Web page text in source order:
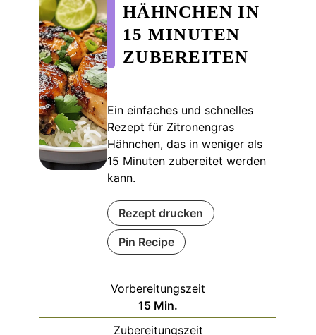
HÄHNCHEN IN
15 MINUTEN
ZUBEREITEN
Ein einfaches und schnelles
Rezept für Zitronengras
Hähnchen, das in weniger als
15 Minuten zubereitet werden
kann.
Rezept drucken
Pin Recipe
Vorbereitungszeit
15Minuten
Min.
Zubereitungszeit